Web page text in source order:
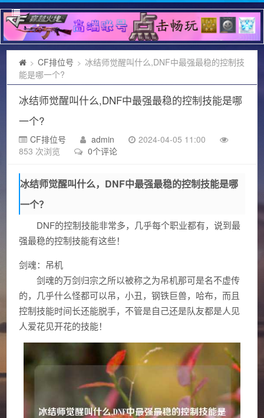
> CF排位号 > 冰结师觉醒叫什么,DNF中最强最稳的控制技
能是哪一个?
冰结师觉醒叫什么,DNF中最强最稳的控制技能是哪
一个?
CF排位号 admin
2024-04-05 11:00
853 次浏览
0个评论
冰结师觉醒叫什么，DNF中最强最稳的控制技能是哪
一个？
DNF的控制技能非常多，几乎每个职业都有，说到最
强最稳的控制技能有这些！
剑魂：吊机
剑魂的万剑归宗之所以被称之为吊机那可是名不虚传
的，几乎什么怪都可以吊，小丑，钢铁巨兽，哈布，而且
控制技能时间长还能脱手，不管是自己还是队友都是人见
人爱花见开花的技能！